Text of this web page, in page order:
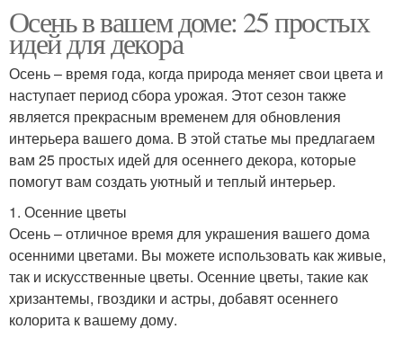
Осень в вашем доме: 25 простых
идей для декора
Осень – время года, когда природа меняет свои цвета и
наступает период сбора урожая. Этот сезон также
является прекрасным временем для обновления
интерьера вашего дома. В этой статье мы предлагаем
вам 25 простых идей для осеннего декора, которые
помогут вам создать уютный и теплый интерьер.
1. Осенние цветы
Осень – отличное время для украшения вашего дома
осенними цветами. Вы можете использовать как живые,
так и искусственные цветы. Осенние цветы, такие как
хризантемы, гвоздики и астры, добавят осеннего
колорита к вашему дому.